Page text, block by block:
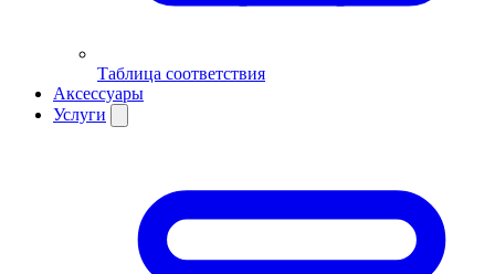
Таблица соответствия
Аксессуары
Услуги